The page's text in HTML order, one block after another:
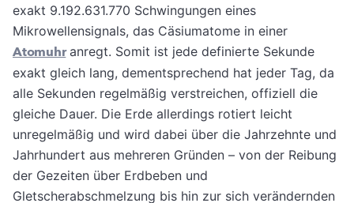
exakt 9.192.631.770 Schwingungen eines
Mikrowellensignals, das Cäsiumatome in einer
Atomuhranregt. Somit ist jede definierte Sekunde
exakt gleich lang, dementsprechend hat jeder Tag, da
alle Sekunden regelmäßig verstreichen, offiziell die
gleiche Dauer. Die Erde allerdings rotiert leicht
unregelmäßig und wird dabei über die Jahrzehnte und
Jahrhundert aus mehreren Gründen – von der Reibung
der Gezeiten über Erdbeben und
Gletscherabschmelzung bis hin zur sich verändernden